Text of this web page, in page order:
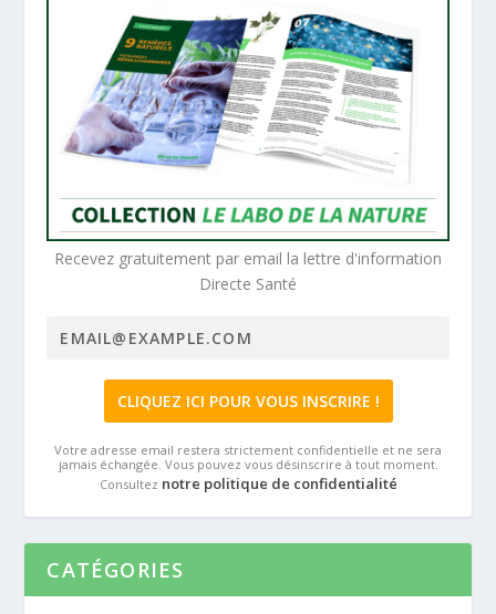
Recevez gratuitement par email la lettre d'information
Directe Santé
Votre adresse email restera strictement confidentielle et ne sera
jamais échangée. Vous pouvez vous désinscrire à tout moment.
Consultez notre politique de confidentialité
CATÉGORIES